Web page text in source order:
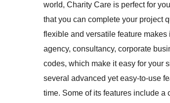
world, Charity Care is perfect for
that you can complete your project
flexible and versatile feature
agency, consultancy, corporate
codes, which make it easy for your
several advanced yet easy-to-use
time. Some of its features include